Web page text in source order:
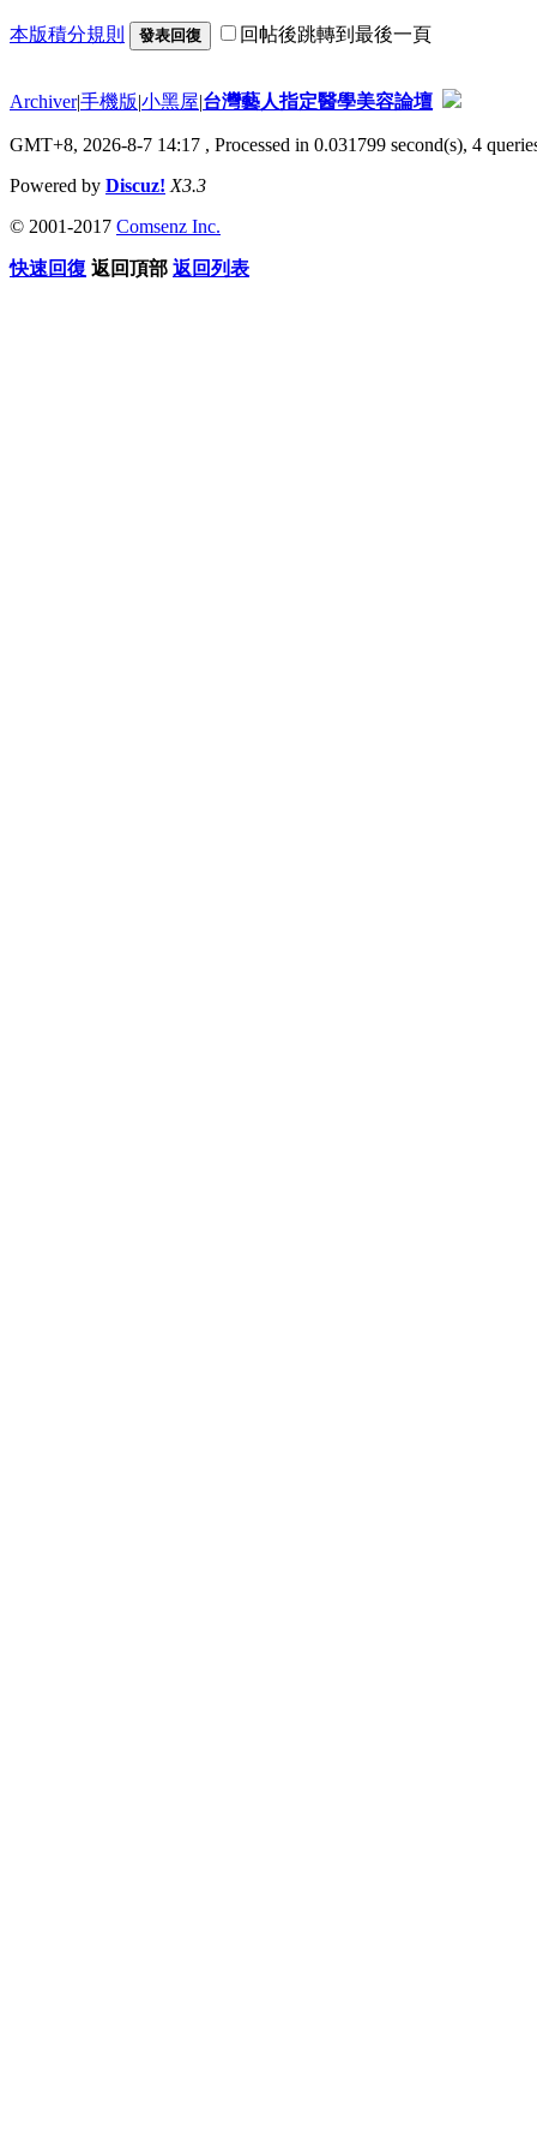
本版積分規則 發表回復 回帖後跳轉到最後一頁
Archiver|手機版|小黑屋|台灣藝人指定醫學美容論壇
GMT+8, 2026-8-7 14:17 , Processed in 0.031799 second(s), 4
Powered by Discuz! X3.3
© 2001-2017 Comsenz Inc.
快速回復 返回頂部 返回列表